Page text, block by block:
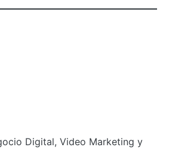
Digital, Video Marketing y